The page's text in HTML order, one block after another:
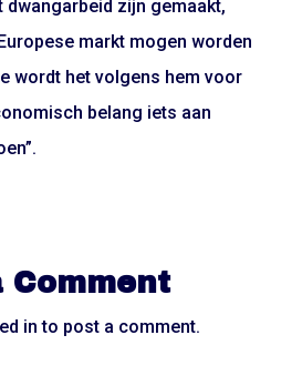
dwangarbeid zijn gemaakt,
markt mogen worden
wordt het volgens hem voor
belang iets aan
Comment
in to post a comment.